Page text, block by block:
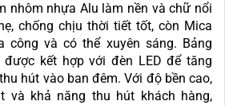
nhôm nhựa Alu làm nền và chữ nổi
chống chịu thời tiết tốt, còn Mica
công và có thể xuyên sáng. Bảng
được kết hợp với đèn LED để tăng
hút vào ban đêm. Với độ bền cao,
và khả năng thu hút khách hàng,